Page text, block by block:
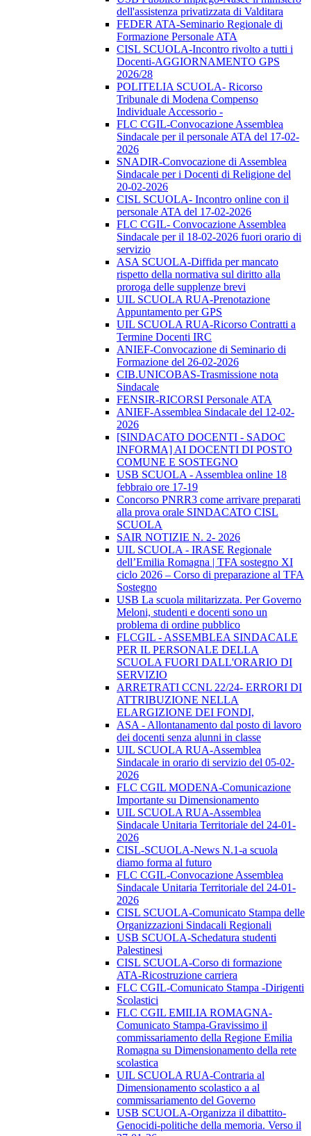
dell'assistenza privatizzata di Valditara
FEDER ATA-Seminario Regionale di
Formazione Personale ATA
CISL SCUOLA-Incontro rivolto a tutti i
Docenti-AGGIORNAMENTO GPS
2026/28
POLITELIA SCUOLA- Ricorso
Tribunale di Modena Compenso
Individuale Accessorio -
FLC CGIL-Convocazione Assemblea
Sindacale per il personale ATA del 17-02-
2026
SNADIR-Convocazione di Assemblea
Sindacale per i Docenti di Religione del
20-02-2026
CISL SCUOLA- Incontro online con il
personale ATA del 17-02-2026
FLC CGIL- Convocazione Assemblea
Sindacale per il 18-02-2026 fuori orario di
servizio
ASA SCUOLA-Diffida per mancato
rispetto della normativa sul diritto alla
proroga delle supplenze brevi
UIL SCUOLA RUA-Prenotazione
Appuntamento per GPS
UIL SCUOLA RUA-Ricorso Contratti a
Termine Docenti IRC
ANIEF-Convocazione di Seminario di
Formazione del 26-02-2026
CIB.UNICOBAS-Trasmissione nota
Sindacale
FENSIR-RICORSI Personale ATA
ANIEF-Assemblea Sindacale del 12-02-
2026
[SINDACATO DOCENTI - SADOC
INFORMA] AI DOCENTI DI POSTO
COMUNE E SOSTEGNO
USB SCUOLA - Assemblea online 18
febbraio ore 17-19
Concorso PNRR3 come arrivare preparati
alla prova orale SINDACATO CISL
SCUOLA
SAIR NOTIZIE N. 2- 2026
UIL SCUOLA - IRASE Regionale
dell’Emilia Romagna | TFA sostegno XI
ciclo 2026 – Corso di preparazione al TFA
Sostegno
USB La scuola militarizzata. Per Governo
Meloni, studenti e docenti sono un
problema di ordine pubblico
FLCGIL - ASSEMBLEA SINDACALE
PER IL PERSONALE DELLA
SCUOLA FUORI DALL'ORARIO DI
SERVIZIO
ARRETRATI CCNL 22/24- ERRORI DI
ATTRIBUZIONE NELLA
ELARGIZIONE DEI FONDI,
ASA - Allontanamento dal posto di lavoro
dei docenti senza alunni in classe
UIL SCUOLA RUA-Assemblea
Sindacale in orario di servizio del 05-02-
2026
FLC CGIL MODENA-Comunicazione
Importante su Dimensionamento
UIL SCUOLA RUA-Assemblea
Sindacale Unitaria Territoriale del 24-01-
2026
CISL-SCUOLA-News N.1-a scuola
diamo forma al futuro
FLC CGIL-Convocazione Assemblea
Sindacale Unitaria Territoriale del 24-01-
2026
CISL SCUOLA-Comunicato Stampa delle
Organizzazioni Sindacali Regionali
USB SCUOLA-Schedatura studenti
Palestinesi
CISL SCUOLA-Corso di formazione
ATA-Ricostruzione carriera
FLC CGIL-Comunicato Stampa -Dirigenti
Scolastici
FLC CGIL EMILIA ROMAGNA-
Comunicato Stampa-Gravissimo il
commissariamento della Regione Emilia
Romagna su Dimensionamento della rete
scolastica
UIL SCUOLA RUA-Contraria al
Dimensionamento scolastico a al
commissariamento del Governo
USB SCUOLA-Organizza il dibattito-
Genocidi-politiche della memoria. Verso il